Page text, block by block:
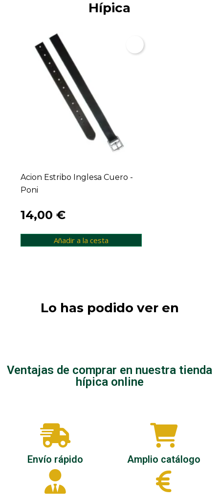
Hípica
Acion Estribo Inglesa Cuero -
Poni
14,00 €
Añadir a la cesta
Lo has podido ver en
Ventajas de comprar en nuestra tienda
hípica online
Envío rápido Amplio catálogo